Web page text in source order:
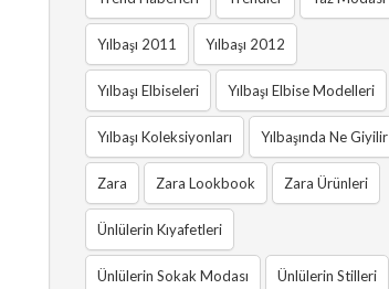
Yılbaşı 2011 Yılbaşı 2012
Yılbaşı Elbiseleri Yılbaşı Elbise Modelleri
Yılbaşı Koleksiyonları Yılbaşında Ne Giyilir
Zara Zara Lookbook Zara Ürünleri
Ünlülerin Kıyafetleri
Ünlülerin Sokak Modası Ünlülerin Stilleri